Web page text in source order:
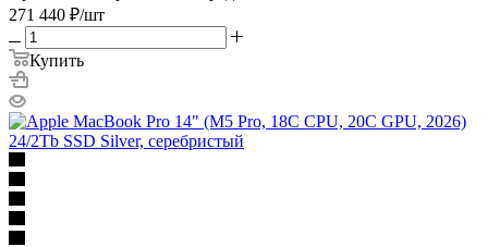
271 440 ₽/шт
Купить